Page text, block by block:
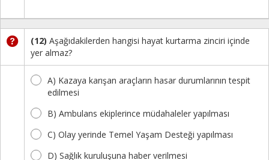
(12) Aşağıdakilerden hangisi hayat kurtarma zinciri içinde
yer almaz?
A) Kazaya karışan araçların hasar durumlarının tespit
edilmesi
B) Ambulans ekiplerince müdahaleler yapılması
C) Olay yerinde Temel Yaşam Desteği yapılması
D) Sağlık kuruluşuna haber verilmesi